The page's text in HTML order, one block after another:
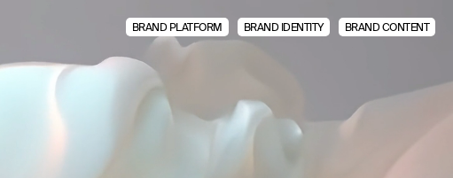
BRAND PLATFORM BRAND IDENTITY BRAND CONTENT